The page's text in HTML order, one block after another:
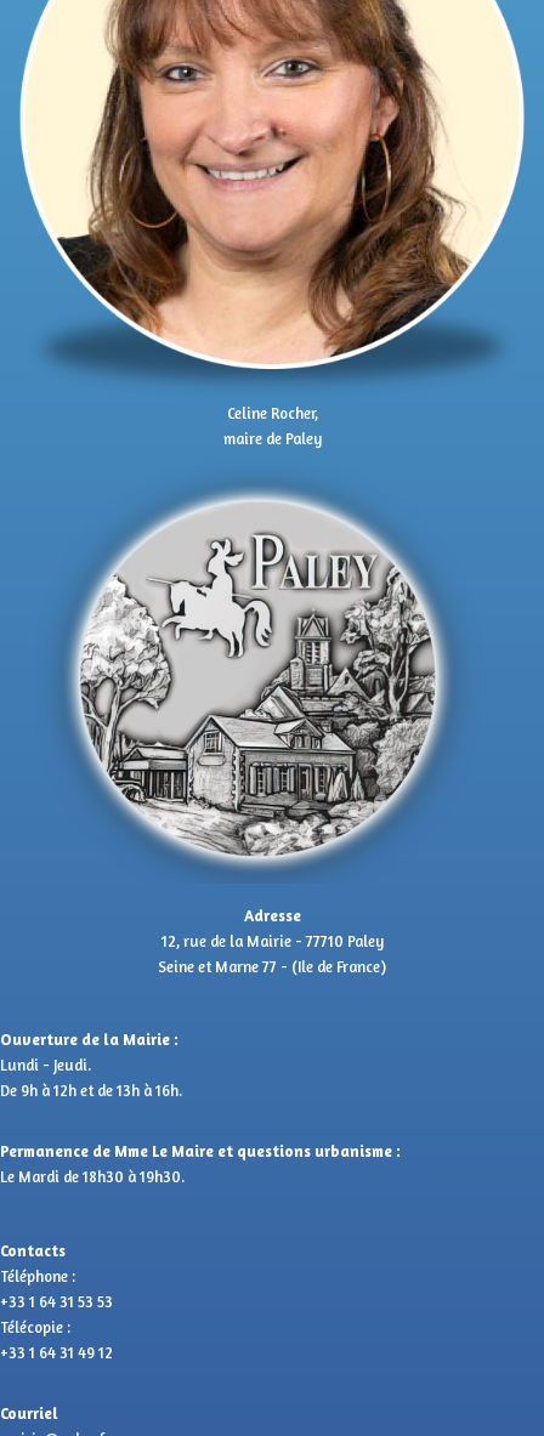
Celine Rocher,
maire de Paley
Adresse
12, rue de la Mairie - 77710 Paley
Seine et Marne 77 - (Ile de France)
Ouverture de la Mairie :
Lundi - Jeudi.
De 9h à 12h et de 13h à 16h.
Permanence de Mme Le Maire et questions urbanisme :
Le Mardi de 18h30 à 19h30.
Contacts
Téléphone :
+33 1 64 31 53 53
Télécopie :
+33 1 64 31 49 12
Courriel